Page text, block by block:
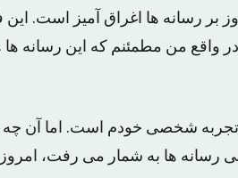
بر رسانه ها اغراق آمیز است.
در واقع من مطمئنم که این رسانه
تجربه شخصی خودم است. اما آن
رسانه ها به شمار می رفت،